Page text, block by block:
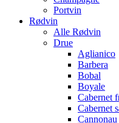
Portvin
Rødvin
Alle Rødvin
Drue
Aglianico
Barbera
Bobal
Boyale
Cabernet
Cabernet
Cannonau